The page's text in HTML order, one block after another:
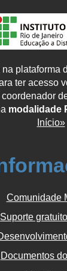
na plataforma
ter acesso
modalidade
Início»
Comunidade
Suporte
Documentos